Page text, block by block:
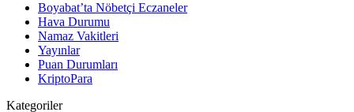
Boyabat’ta Nöbetçi Eczaneler
Hava Durumu
Namaz Vakitleri
Yayınlar
Puan Durumları
KriptoPara
Kategoriler